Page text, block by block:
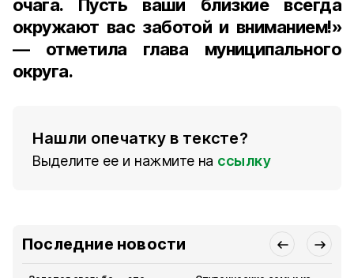
очага. Пусть ваши близкие всегда
окружают вас заботой и вниманием!»
— отметила глава муниципального
округа.
Нашли опечатку в тексте?
Выделите ее и нажмите на ссылку
Последние новости